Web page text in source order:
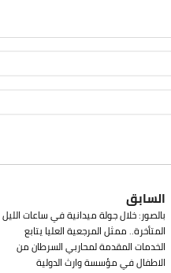
السابق
بالصور: خلال جولة ميدانية في ساعات الليل
المتأخرة.. ممثل المرجعية العليا يتابع
الخدمات المقدمة لمحاربي السرطان من
الاطفال في مؤسسة وارث الدولية